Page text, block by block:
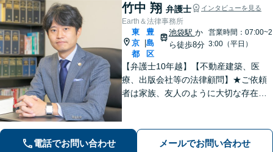
竹中 翔 弁護士 インタビューを見る
Earth＆法律事務所
東
京
都
豊
島
区
池袋駅 か
ら徒歩8分
営業時間：07:00~2
3:00（平日）
【弁護士10年越】【不動産建築、医
療、出版会社等の法律顧問】★ご依頼
者は家族、友人のように大切な存在と
続・交通・借金・労働・債権回収も注
力【個人、法人案件共に対応】
電話でお問い合わせ メールでお問い合わせ